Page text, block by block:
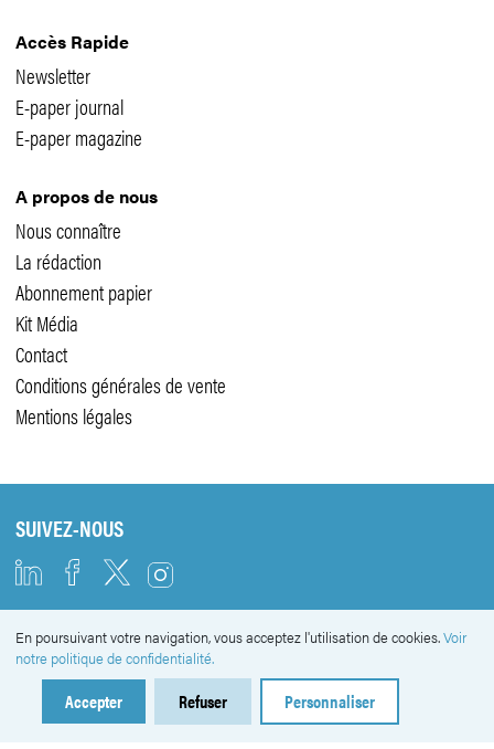
Accès Rapide
Newsletter
E-paper journal
E-paper magazine
A propos de nous
Nous connaître
La rédaction
Abonnement papier
Kit Média
Contact
Conditions générales de vente
Mentions légales
SUIVEZ-NOUS
NEWSLETTER
En poursuivant votre navigation, vous acceptez l'utilisation de cookies.Voir
notre politique de confidentialité.
Accepter Refuser Personnaliser